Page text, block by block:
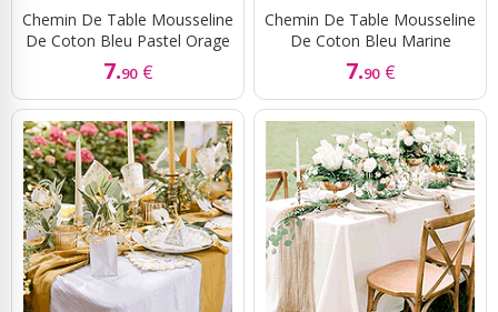
Chemin De Table Mousseline
De Coton Bleu Pastel Orage
7.90 €
Chemin De Table Mousseline
De Coton Bleu Marine
7.90 €